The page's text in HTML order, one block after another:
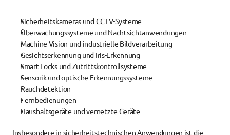
Sicherheitskameras und CCTV-Systeme
Überwachungssysteme und Nachtsichtanwendungen
Machine Vision und industrielle Bildverarbeitung
Gesichtserkennung und Iris-Erkennung
Smart Locks und Zutrittskontrollsysteme
Sensorik und optische Erkennungssysteme
Rauchdetektion
Fernbedienungen
Haushaltsgeräte und vernetzte Geräte
Insbesondere in sicherheitstechnischen Anwendungen ist die